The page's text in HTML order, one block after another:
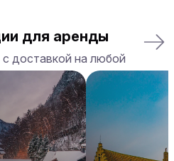
для аренды
доставкой на любой